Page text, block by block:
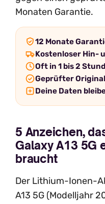
Monaten Garantie.
12 Monate
Kostenloser Hin-
Oft in 1 bis 2
Geprüfter
Deine Daten
5 Anzeichen,
Galaxy A13 5G
braucht
Der Lithium-Ionen-
A13 5G (Modelljahr